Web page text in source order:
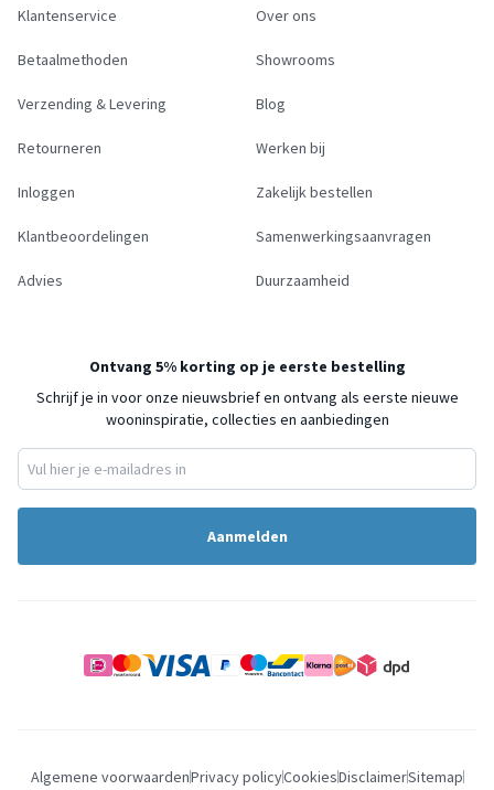
Klantenservice
Betaalmethoden
Verzending & Levering
Retourneren
Inloggen
Klantbeoordelingen
Advies
Over ons
Showrooms
Blog
Werken bij
Zakelijk bestellen
Samenwerkingsaanvragen
Duurzaamheid
Ontvang 5% korting op je eerste bestelling
Schrijf je in voor onze nieuwsbrief en ontvang als eerste nieuwe
wooninspiratie, collecties en aanbiedingen
Aanmelden
Algemene voorwaardenPrivacy policyCookiesDisclaimerSitemap